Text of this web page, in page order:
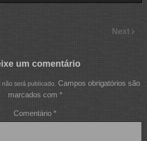
Next
um comentário
não será publicado. Campos obrigatórios são
marcados com *
Comentário *